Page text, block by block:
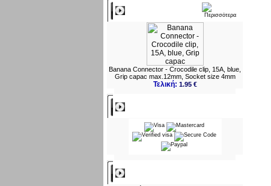
Banana Connector - Crocodile clip, 15A, blue,
Grip capac max.12mm, Socket size 4mm
Τελική: 1.95 €